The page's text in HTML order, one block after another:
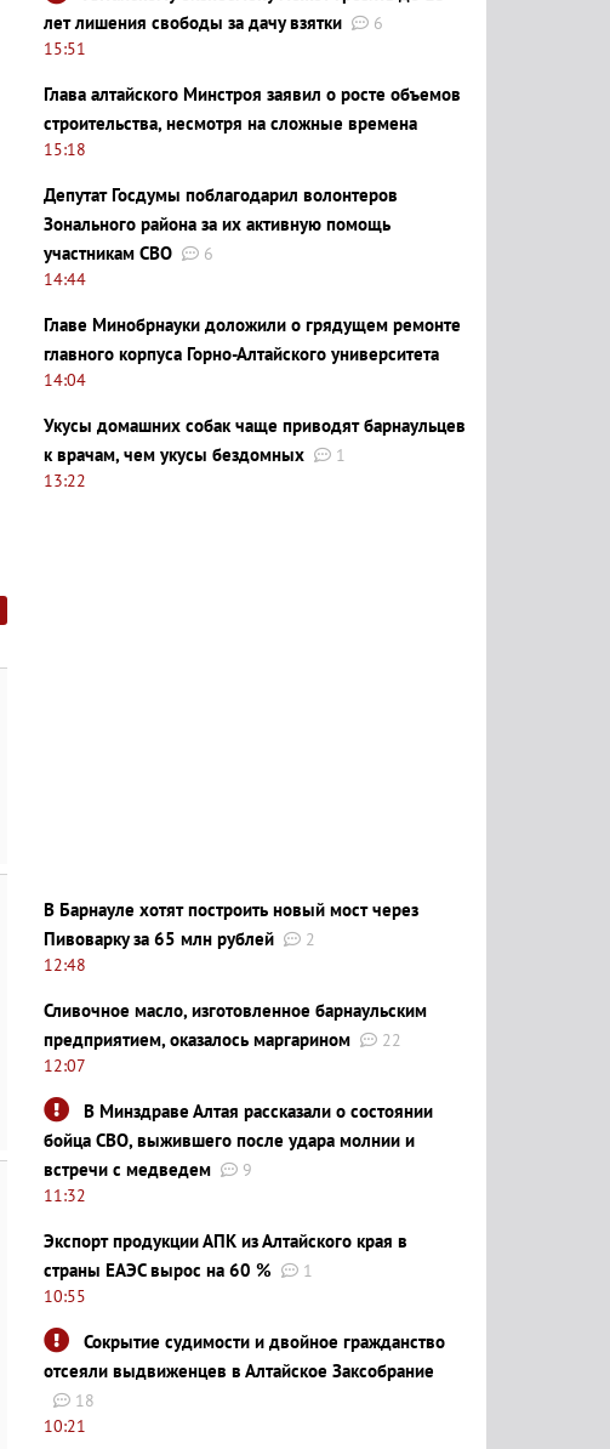
лет лишения свободы за дачу взятки
6
15:51
Глава алтайского Минстроя заявил о росте объемов
строительства, несмотря на сложные времена
15:18
Депутат Госдумы поблагодарил волонтеров
Зонального района за их активную помощь
участникам СВО
6
14:44
Главе Минобрнауки доложили о грядущем ремонте
главного корпуса Горно-Алтайского университета
14:04
Укусы домашних собак чаще приводят барнаульцев
к врачам, чем укусы бездомных
1
13:22
В Барнауле хотят построить новый мост через
Пивоварку за 65 млн рублей
2
12:48
Сливочное масло, изготовленное барнаульским
предприятием, оказалось маргарином
22
12:07
В Минздраве Алтая рассказали о состоянии
бойца СВО, выжившего после удара молнии и
встречи с медведем
9
11:32
Экспорт продукции АПК из Алтайского края в
страны ЕАЭС вырос на 60 %
1
10:55
Сокрытие судимости и двойное гражданство
отсеяли выдвиженцев в Алтайское Заксобрание
18
10:21